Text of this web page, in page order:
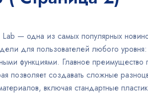
— одна из самых популярных
для пользователей любого
функциями. Главное
позволяет создавать сложные
включая стандартные